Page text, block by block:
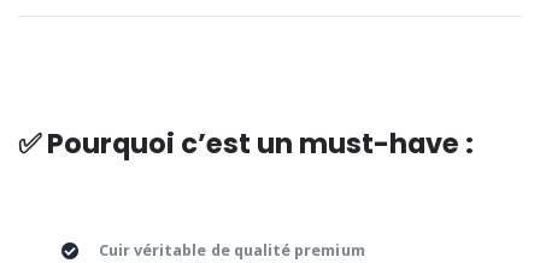
✅ Pourquoi c’est un must-have :
Cuir véritable de qualité premium